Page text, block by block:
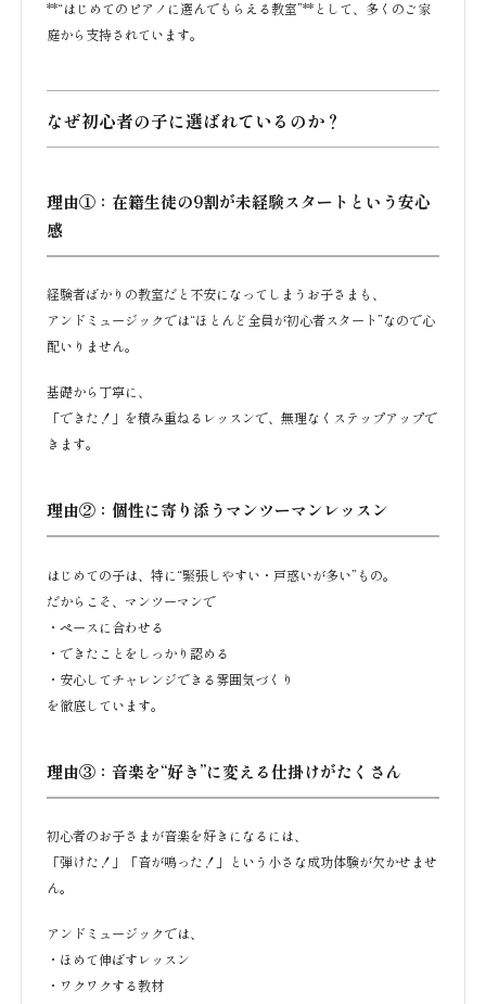
**“はじめてのピアノに選んでもらえる教室”**として、多くのご家
庭から支持されています。
なぜ初心者の子に選ばれているのか？
理由①：在籍生徒の9割が未経験スタートという安心
感
経験者ばかりの教室だと不安になってしまうお子さまも、
アンドミュージックでは“ほとんど全員が初心者スタート”なので心
配いりません。
基礎から丁寧に、
「できた！」を積み重ねるレッスンで、無理なくステップアップで
きます。
理由②：個性に寄り添うマンツーマンレッスン
はじめての子は、特に“緊張しやすい・戸惑いが多い”もの。
だからこそ、マンツーマンで
・ペースに合わせる
・できたことをしっかり認める
・安心してチャレンジできる雰囲気づくり
を徹底しています。
理由③：音楽を“好き”に変える仕掛けがたくさん
初心者のお子さまが音楽を好きになるには、
「弾けた！」「音が鳴った！」という小さな成功体験が欠かせませ
ん。
アンドミュージックでは、
・ほめて伸ばすレッスン
・ワクワクする教材